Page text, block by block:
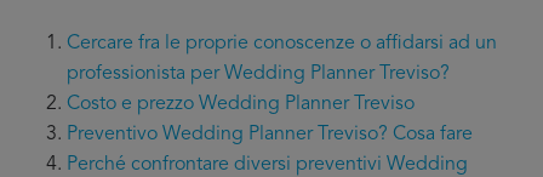
Cercare fra le proprie conoscenze o affidarsi ad un
professionista per Wedding Planner Treviso?
Costo e prezzo Wedding Planner Treviso
Preventivo Wedding Planner Treviso? Cosa fare
Perché confrontare diversi preventivi Wedding